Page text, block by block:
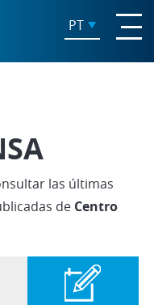
PT
las últimas
de Centro